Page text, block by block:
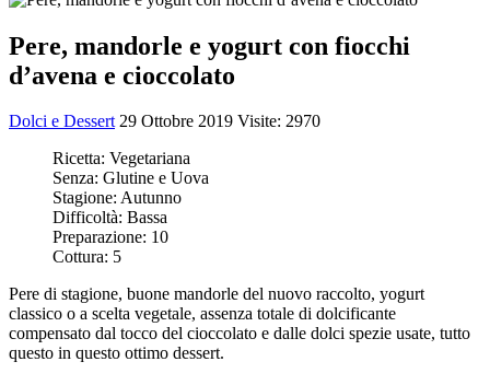
Pere, mandorle e yogurt con fiocchi
d’avena e cioccolato
Dolci e Dessert 29 Ottobre 2019 Visite: 2970
Ricetta: Vegetariana
Senza: Glutine e Uova
Stagione: Autunno
Difficoltà: Bassa
Preparazione: 10
Cottura: 5
Pere di stagione, buone mandorle del nuovo raccolto, yogurt
classico o a scelta vegetale, assenza totale di dolcificante
compensato dal tocco del cioccolato e dalle dolci spezie usate, tutto
questo in questo ottimo dessert.